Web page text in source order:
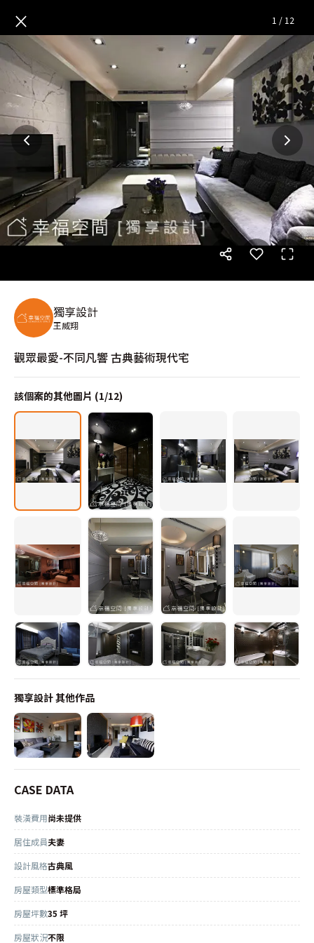
觀眾最愛-不同凡響 古典藝術現
× 1 / 12
獨享設計
王威翔
觀眾最愛-不同凡響 古典藝術現代宅
該個案的其他圖片 (1/12)
獨享設計其他作品
CASE DATA
裝潢費用尚未提供
居住成員夫妻
設計風格古典風
房屋類型標準格局
房屋坪數35 坪
房屋狀況不限